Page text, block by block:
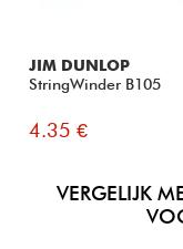
JIM DUNLOP
StringWinder B105
4.35 €
VERGELIJK